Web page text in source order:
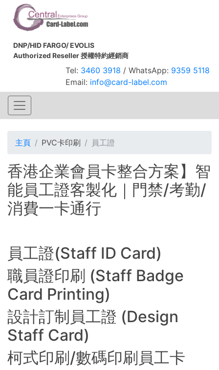
DNP/HID FARGO/ EVOLIS
Authorized Reseller 授權特約經銷商
Tel: 3460 3918 / WhatsApp: 9359 5118
Email: info@card-label.com
主頁 PVC卡印刷 員工證
香港企業會員卡整合方案】智
能員工證客製化｜門禁/考勤/
消費一卡通行
員工證(Staff ID Card)
職員證印刷 (Staff Badge
Card Printing)
設計訂制員工證 (Design
Staff Card)
柯式印刷/數碼印刷員工卡